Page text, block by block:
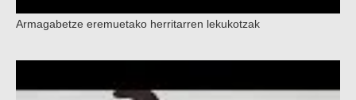
Armagabetze eremuetako herritarren lekukotzak